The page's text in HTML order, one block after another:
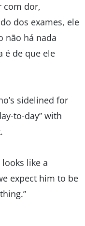
com dor,
dos exames, ele
não há nada
é de que ele
sidelined for
to-day” with
looks like a
expect him to be